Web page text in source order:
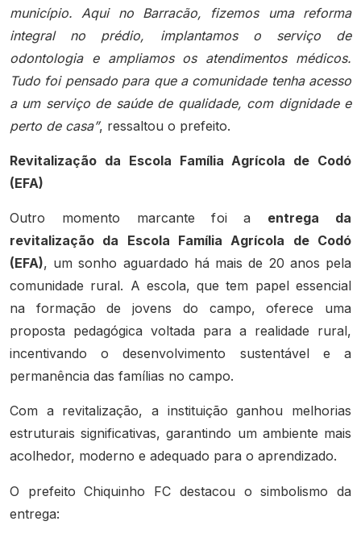
município. Aqui no Barracão, fizemos uma reforma
integral no prédio, implantamos o serviço de
odontologia e ampliamos os atendimentos médicos.
Tudo foi pensado para que a comunidade tenha acesso
a um serviço de saúde de qualidade, com dignidade e
perto de casa”, ressaltou o prefeito.
Revitalização da Escola Família Agrícola de Codó
(EFA)
Outro momento marcante foi a entrega da
revitalização da Escola Família Agrícola de Codó
(EFA), um sonho aguardado há mais de 20 anos pela
comunidade rural. A escola, que tem papel essencial
na formação de jovens do campo, oferece uma
proposta pedagógica voltada para a realidade rural,
incentivando o desenvolvimento sustentável e a
permanência das famílias no campo.
Com a revitalização, a instituição ganhou melhorias
estruturais significativas, garantindo um ambiente mais
acolhedor, moderno e adequado para o aprendizado.
O prefeito Chiquinho FC destacou o simbolismo da
entrega: